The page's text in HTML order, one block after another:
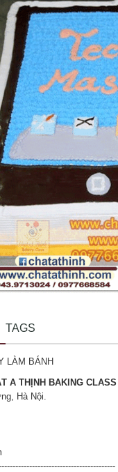
TAGS
LÀM BÁNH
A THỊNH BAKING CLASS
Hà Nội.